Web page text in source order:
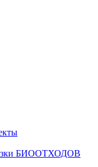
БИООТХОДОВ